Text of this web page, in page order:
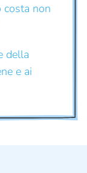
costa non
della
e ai